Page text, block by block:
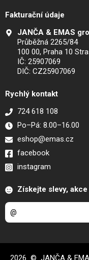
Fakturační údaje
JANČA & EMAS
Průběžná 2265/84
100 00, Praha 10
IČ: 25907069
DIČ: CZ25907069
Rychlý kontakt
724 618 108
Po–Pá: 8.00–16.00
eshop@emas.cz
facebook
instagram
Získejte slevy,
2026 © JANČA &